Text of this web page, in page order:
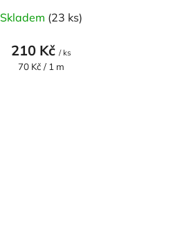
hodnocení
produktu
je
Skladem (23 ks)
210 Kč / ks
Měrná
70 Kč / 1 m